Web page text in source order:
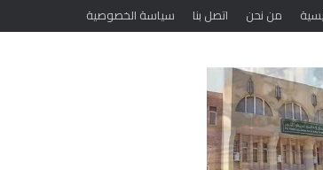
من نحن اتصل بنا سياسة الخصوصية